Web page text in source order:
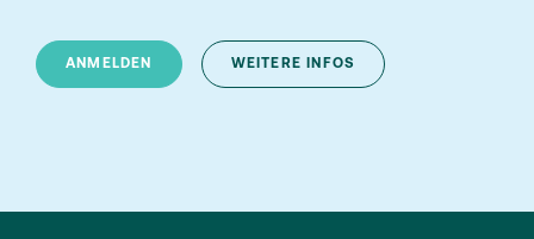
ANMELDEN WEITERE INFOS